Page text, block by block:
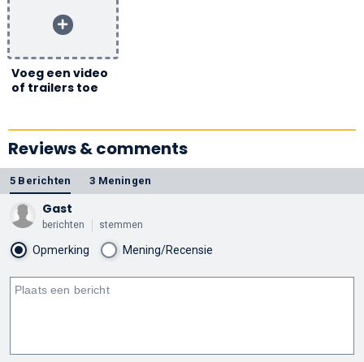
Voeg een video
of trailers toe
Reviews & comments
5 Berichten 3 Meningen
Gast
berichten stemmen
Opmerking Mening/Recensie